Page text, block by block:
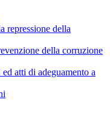
repressione della
della corruzione
atti di adeguamento a